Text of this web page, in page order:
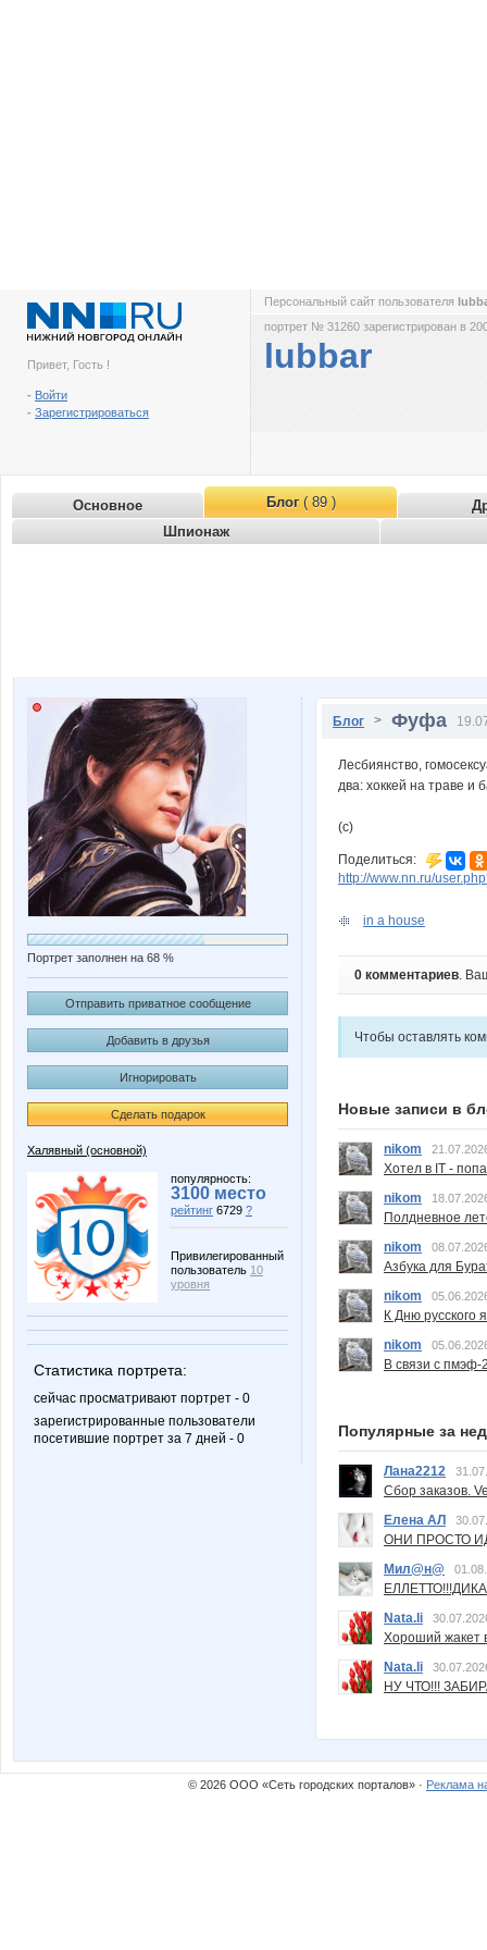
Привет, Гость !
- Войти
- Зарегистрироваться
Персональный сайт пользователя
портрет № 31260 зарегистрирован в
lubbar
Основное Блог( 89 )
Шпионаж
Портрет заполнен на 68 %
Отправить приватное сообщение
Добавить в друзья
Игнорировать
Сделать подарок
Халявный (основной)
популярность:
3100 место
рейтинг 6729 ?
Привилегированный
пользователь 10
уровня
Статистика портрета:
сейчас просматривают портрет - 0
зарегистрированные пользователи
посетившие портрет за 7 дней - 0
Блог > Фуфа
Лесбиянство,
два: хоккей на траве и
(c)
Поделиться:
http://www.nn.ru/
in a house
0 комментариев.
Чтобы оставлять
Новые записи в
nikom
Хотел в IT -
nikom
Полдневное
nikom
Азбука для
nikom
К Дню русского
nikom
В связи с пмэф-
Популярные за
Лана2212
Сбор заказов.
Елена АЛ
ОНИ ПРОСТО
Мил@н@
Nata.li
Хороший жакет
Nata.li
НУ ЧТО!!!
© 2026 ООО «Сеть городских порталов» · Реклама